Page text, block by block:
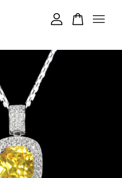
前還是空的。
購物